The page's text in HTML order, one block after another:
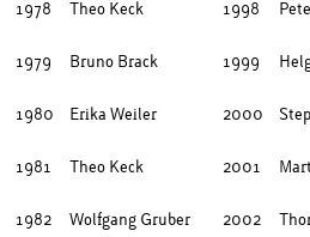
1978 Theo Keck 1998
1979 Bruno Brack 1999
1980 Erika Weiler 2000
1981 Theo Keck 2001
1982 Wolfgang Gruber 2002